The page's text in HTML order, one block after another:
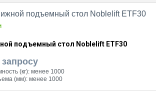
подъемный стол Noblelift ETF30
(кг): менее 1000
(мм): менее 1000